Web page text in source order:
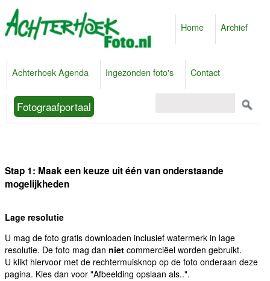
Home Archief
Achterhoek Agenda Ingezonden foto's Contact
Fotograafportaal
Stap 1: Maak een keuze uit één van onderstaande
mogelijkheden
Lage resolutie
U mag de foto gratis downloaden inclusief watermerk in lage
resolutie. De foto mag dan niet commerciëel worden gebruikt.
U klikt hiervoor met de rechtermuisknop op de foto onderaan deze
pagina. Kies dan voor "Afbeelding opslaan als..".